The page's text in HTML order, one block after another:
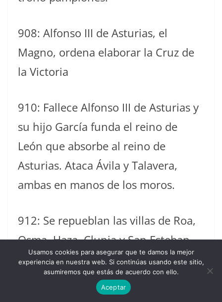
908: Alfonso III de Asturias, el
Magno, ordena elaborar la Cruz de
la Victoria
910: Fallece Alfonso III de Asturias y
su hijo García funda el reino de
León que absorbe al reino de
Asturias. Ataca Ávila y Talavera,
ambas en manos de los moros.
912: Se repueblan las villas de Roa,
Osma, Haza, Clunia y San Esteban
de Gormaz.
913: El rey García I de León, traslada
Usamos cookies para asegurar que te damos la mejor
experiencia en nuestra web. Si continúas usando este sitio,
asumiremos que estás de acuerdo con ello.
Aceptar